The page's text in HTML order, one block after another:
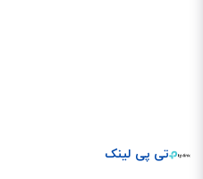
تی پی لینک